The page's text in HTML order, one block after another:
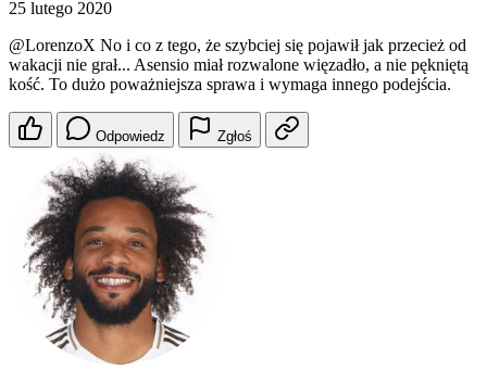
25 lutego 2020
@LorenzoX No i co z tego, że szybciej się pojawił jak przecież od
wakacji nie grał... Asensio miał rozwalone więzadło, a nie pękniętą
kość. To dużo poważniejsza sprawa i wymaga innego podejścia.
Odpowiedz Zgłoś